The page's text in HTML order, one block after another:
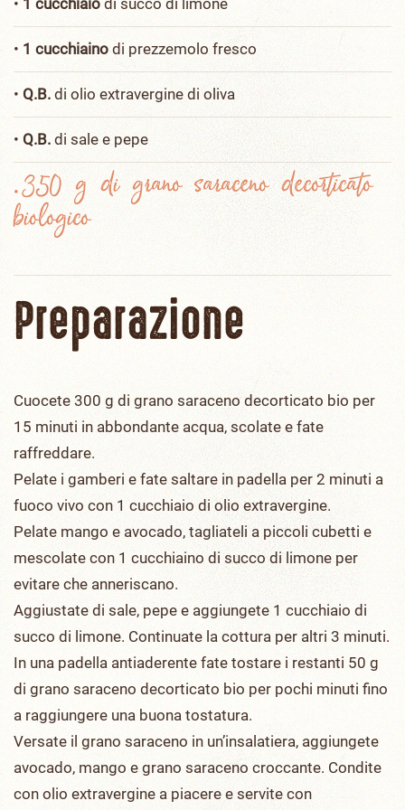
• 1 cucchiaino di prezzemolo fresco
• Q.B. di olio extravergine di oliva
• Q.B. di sale e pepe
•350 g di grano saraceno decorticato
biologico
Preparazione
Cuocete 300 g di grano saraceno decorticato bio per
15 minuti in abbondante acqua, scolate e fate
raffreddare.
Pelate i gamberi e fate saltare in padella per 2 minuti a
fuoco vivo con 1 cucchiaio di olio extravergine.
Pelate mango e avocado, tagliateli a piccoli cubetti e
mescolate con 1 cucchiaino di succo di limone per
evitare che anneriscano.
Aggiustate di sale, pepe e aggiungete 1 cucchiaio di
succo di limone. Continuate la cottura per altri 3 minuti.
In una padella antiaderente fate tostare i restanti 50 g
di grano saraceno decorticato bio per pochi minuti fino
a raggiungere una buona tostatura.
Versate il grano saraceno in un’insalatiera, aggiungete
avocado, mango e grano saraceno croccante. Condite
con olio extravergine a piacere e servite con